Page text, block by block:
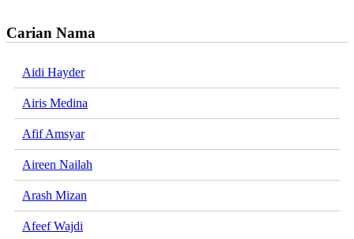
Carian Nama
Aidi Hayder
Airis Medina
Afif Amsyar
Aireen Nailah
Arash Mizan
Afeef Wajdi